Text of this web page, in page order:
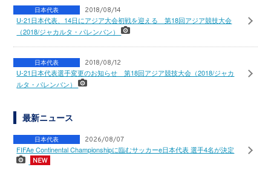
日本代表 2018/08/14
U-21日本代表、14日にアジア大会初戦を迎える 第18回アジア競技大会
（2018/ジャカルタ・パレンバン）
日本代表 2018/08/12
U-21日本代表選手変更のお知らせ 第18回アジア競技大会（2018/ジャカ
ルタ・パレンバン）
最新ニュース
日本代表 2026/08/07
FIFAe Continental Championshipに臨むサッカーe日本代表 選手4名が決定